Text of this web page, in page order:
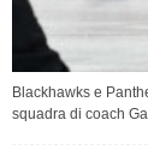
Blackhawks e
squadra di coach